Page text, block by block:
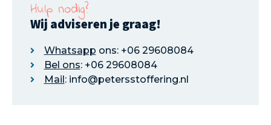
Hulp nodig?
Wij adviseren je graag!
Whatsapp ons: +06 29608084
Bel ons: +06 29608084
Mail : info@petersstoffering.nl